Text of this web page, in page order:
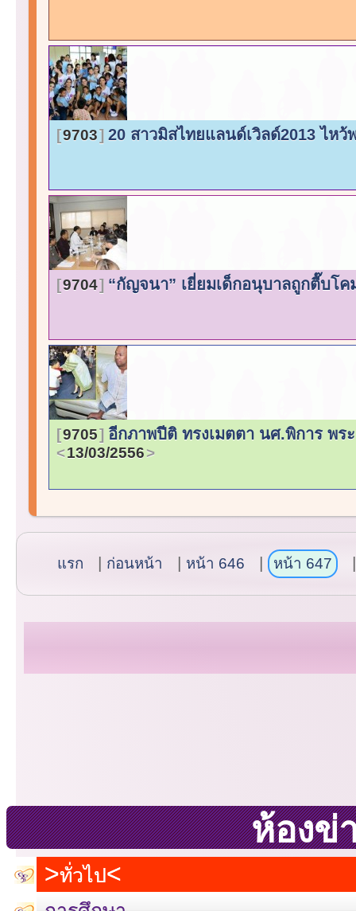
9703 20 สาวมิสไทยแลนด์เวิลด์2013 ไหว้
9704 “กัญจนา” เยี่ยมเด็กอนุบาลถูกตื๊บโ
9705 อีกภาพปีติ ทรงเมตตา นศ.พิการ พร
13/03/2556
แรก ก่อนหน้า หน้า 646 หน้า 647
ห้องข่
ทั่วไป